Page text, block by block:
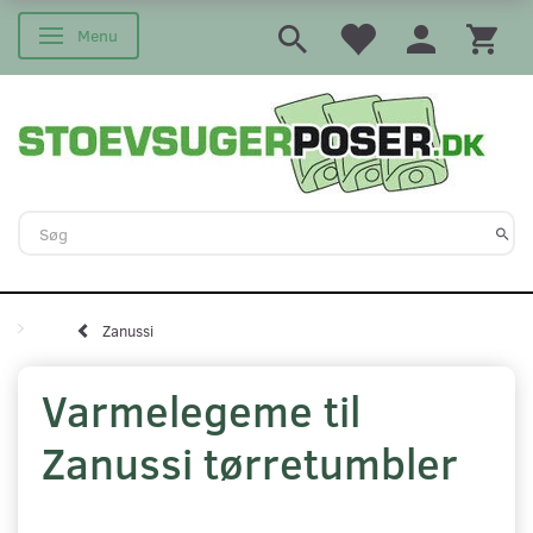
Skifte navigation
Menu
Zanussi
Varmelegeme til
Zanussi tørretumbler